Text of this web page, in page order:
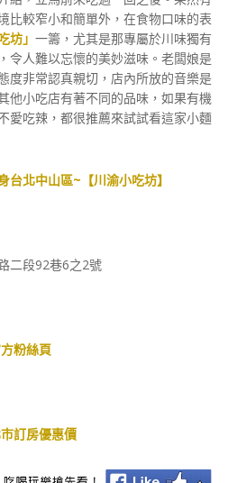
比較窄小和簡單外，在食物口味的表
坊」 一籌，尤其是那專屬於川味獨有
令人難以忘懷的美妙滋味。老闆娘是
度非常認真親切，店內所放的音樂是
他小吃店有著不同的品味，如果有機
愛吃辣，都很推薦來試試看這家小麵
台北中山區~【川渝小吃坊】
二段92巷6之2號
粉絲頁
訂房優惠價